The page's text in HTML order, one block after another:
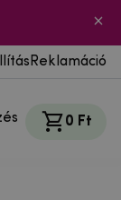
Reklamáció
0 Ft